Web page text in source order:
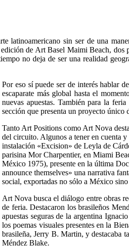
latinoamericano sin ser de una
de Art Basel Maimi Beach,
no deja de ser una realidad
Por eso sí puede ser de interés hablar
escaparate más global hasta el
nuevas apuestas. También para la
sección que presenta un proyecto
Tanto Art Positions como Art Nova
del circuito. Algunos a tener en cuenta
instalación «Excision» de Leyla de
parisina Mor Charpentier, en Miami
México 1975), presente en la última
announce themselves» una narrativa
social, exportadas no sólo a México
Art Nova busca el diálogo entre obras
de feria. Destacaron los brasileños
apuestas seguras de la argentina
los poemas visuales presentes en la
brasileña, Jerry B. Martin, y destacaba
Méndez Blake.